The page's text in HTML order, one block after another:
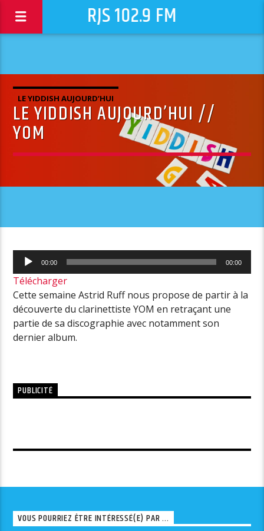
RJS 102.9 FM
LE YIDDISH AUJOURD’HUI
LE YIDDISH AUJOURD’HUI //
YOM
Lecteur
audio
00:00 00:00
Télécharger
Cette semaine Astrid Ruff nous propose de partir à la
découverte du clarinettiste YOM en retraçant une
partie de sa discographie avec notamment son
dernier album.
PUBLICITÉ
VOUS POURRIEZ ÊTRE INTÉRESSÉ(E) PAR ...